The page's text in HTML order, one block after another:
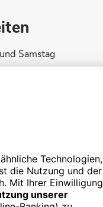
Samstag
Anruf
Sie sich beraten